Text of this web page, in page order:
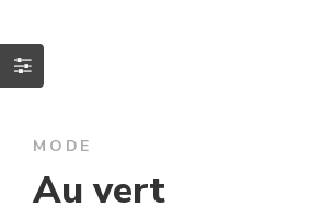
MODE
Au vert